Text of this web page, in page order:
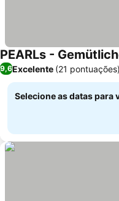
PEARLs -
9,6Excelente (21 pontuações)
Selecione as datas para